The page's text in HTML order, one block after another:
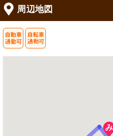
周辺地図